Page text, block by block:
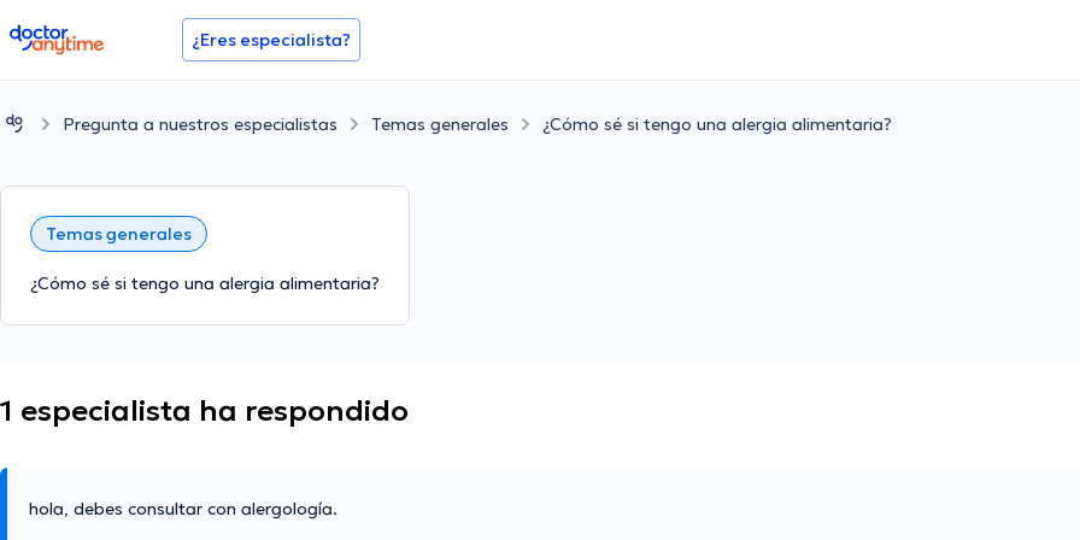
doctoranytime ¿Eres especialista?
Pregunta a nuestros especialistas Temas generales ¿Cómo sé si tengo una alergia alimentaria?
Temas generales
¿Cómo sé si tengo una alergia alimentaria?
1 especialista ha respondido
hola, debes consultar con alergología.